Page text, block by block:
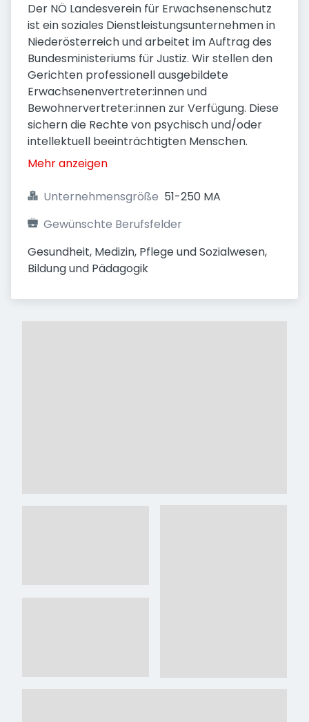
Der NÖ Landesverein für Erwachsenenschutz
ist ein soziales Dienstleistungsunternehmen in
Niederösterreich und arbeitet im Auftrag des
Bundesministeriums für Justiz. Wir stellen den
Gerichten professionell ausgebildete
Erwachsenenvertreter:innen und
Bewohnervertreter:innen zur Verfügung. Diese
sichern die Rechte von psychisch und/oder
intellektuell beeinträchtigten Menschen.
Mehr anzeigen
Unternehmensgröße 51-250 MA
Gewünschte Berufsfelder
Gesundheit, Medizin, Pflege und Sozialwesen,
Bildung und Pädagogik